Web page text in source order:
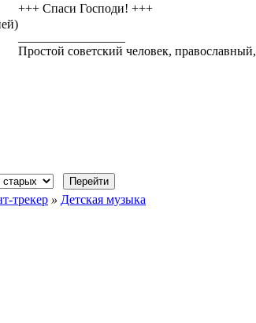
+++ Cпаси Господи! +++
Простой советский человек, православный,
трекер » Детская музыка